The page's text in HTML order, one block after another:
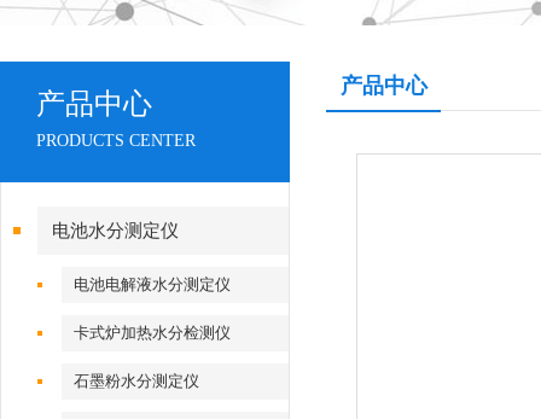
产品中心
PRODUCTS CENTER
电池水分测定仪
电池电解液水分测定仪
卡式炉加热水分检测仪
石墨粉水分测定仪
产品中心